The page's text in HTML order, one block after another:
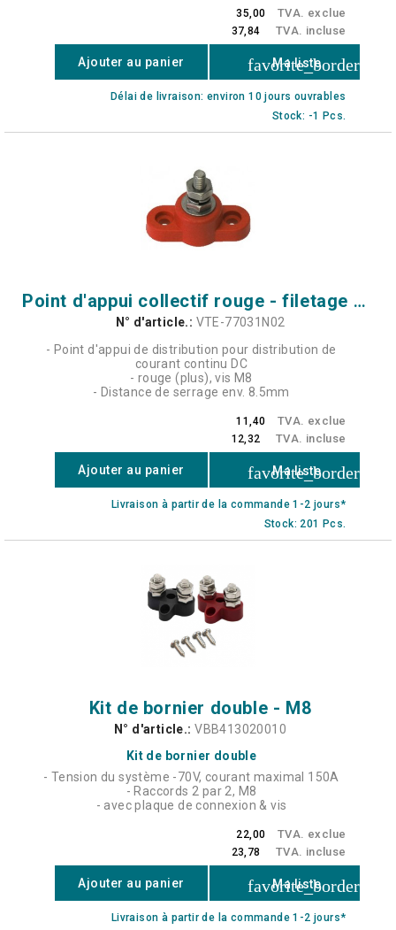
35,00 TVA. exclue
37,84 TVA. incluse
Ajouter au panier favorite_border
Ma liste
Délai de livraison: environ 10 jours ouvrables
Stock: -1 Pcs.
Point d'appui collectif rouge - filetage M8
N° d'article.: VTE-77031N02
- Point d'appui de distribution pour distribution de
courant continu DC
- rouge (plus), vis M8
- Distance de serrage env. 8.5mm
11,40 TVA. exclue
12,32 TVA. incluse
Ajouter au panier favorite_border
Ma liste
Livraison à partir de la commande 1-2 jours*
Stock: 201 Pcs.
Kit de bornier double - M8
N° d'article.: VBB413020010
Kit de bornier double
- Tension du système -70V, courant maximal 150A
- Raccords 2 par 2, M8
- avec plaque de connexion & vis
22,00 TVA. exclue
23,78 TVA. incluse
Ajouter au panier favorite_border
Ma liste
Livraison à partir de la commande 1-2 jours*